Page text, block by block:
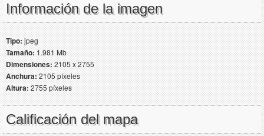
Información de la imagen
Tipo:jpeg
Tamaño:1.981 Mb
Dimensiones:2105 x 2755
Anchura:2105 píxeles
Altura:2755 píxeles
Calificación del mapa